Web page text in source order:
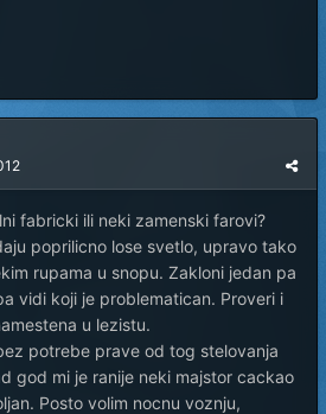
fabricki ili neki zamenski farovi?
poprilicno lose svetlo, upravo tako
rupama u snopu. Zakloni jedan pa
vidi koji je problematican. Proveri i
u lezistu.
potrebe prave od tog stelovanja
god mi je ranije neki majstor cackao
Posto volim nocnu voznju,